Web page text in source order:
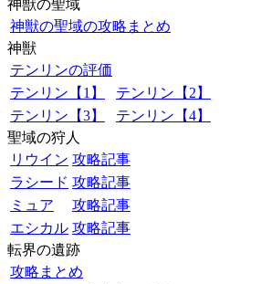
神獣の聖域
神獣の聖域の攻略まとめ
神獣
テンリンの評価
テンリン【1】
テンリン【2】
テンリン【3】
テンリン【4】
聖域の狩人
リウイン 攻略記事
ラシード 攻略記事
ミュア
攻略記事
エシカル 攻略記事
転界の遺跡
攻略まとめ